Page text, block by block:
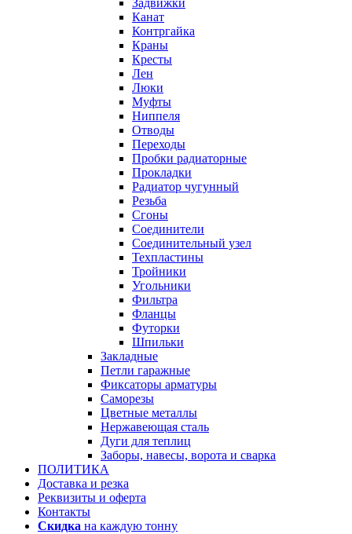
Задвижки
Канат
Контргайка
Краны
Кресты
Лен
Люки
Муфты
Ниппеля
Отводы
Переходы
Пробки радиаторные
Прокладки
Радиатор чугунный
Резьба
Сгоны
Соединители
Соединительный узел
Техпластины
Тройники
Угольники
Фильтра
Фланцы
Футорки
Шпильки
Закладные
Петли гаражные
Фиксаторы арматуры
Саморезы
Цветные металлы
Нержавеющая сталь
Дуги для теплиц
Заборы, навесы, ворота и сварка
ПОЛИТИКА
Доставка и резка
Реквизиты и оферта
Контакты
Скидка на каждую тонну